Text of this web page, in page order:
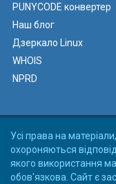
PUNYCODE конвертер
Наш блог
Дзеркало Linux
WHOIS
NPRD
Усі права на
охороняються
якого використання
обов'язкова. Сайт є